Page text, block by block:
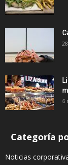
6
Categoría
Noticias